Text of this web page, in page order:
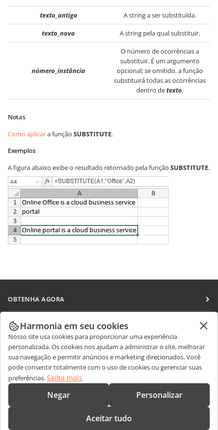
texto_antigo A string a ser substituída.
texto_novo A string pela qual substituir.
número_instância
O número de ocorrências a
substituir. É um argumento
opcional; se omitido, a função
substituirá todas as ocorrências
dentro detexto.
Notas
Como aplicara função SUBSTITUTE.
Exemplos
A figura abaixo exibe o resultado retornado pela função SUBSTITUTE.
OBTENHA AGORA
Docs
DocSpace
Workspace
Conectores
Aplicativos para desktop
Aplicativos móveis
COLABORAR
Para colaboradores
Para tradutores
Para influenciadores
Vagas
RECEBA NOTÍCIAS
Blog
OBTER AJUDA
Fórum
Cursos de treinamento
CONTATE-NOS
Perguntas sobre vendas
sales@onlyoffice.com
Harmonia em seu cookies
Nosso site usa cookies para proporcionar uma experiência
personalizada. Os cookies nos ajudam a administrar o site, melhorar
sua navegação e permitir anúncios e marketing direcionados. Você
pode consentir totalmente com o uso de cookies ou gerenciar suas
preferências.Saiba mais
Negar Personalizar
Aceitar tudo